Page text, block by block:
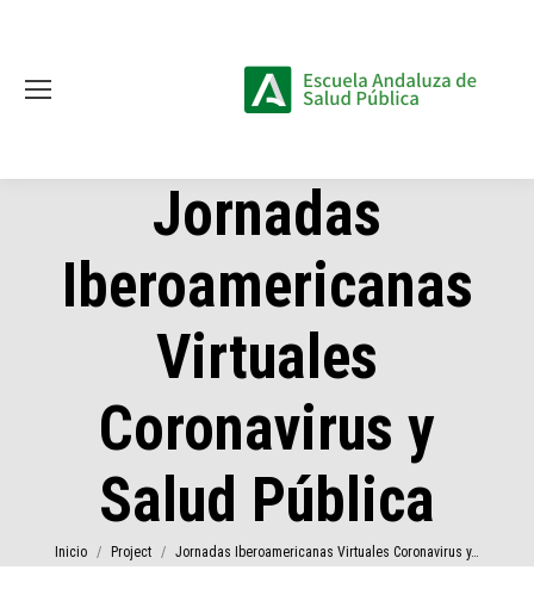
Jornadas
Iberoamericanas
Virtuales
Coronavirus y
Salud Pública
Estás aquí:
Inicio Project Jornadas Iberoamericanas Virtuales Coronavirus y…